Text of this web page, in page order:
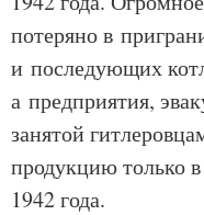
потеряно в
и последующих
а предприятия,
занятой
продукцию только
1942 года.